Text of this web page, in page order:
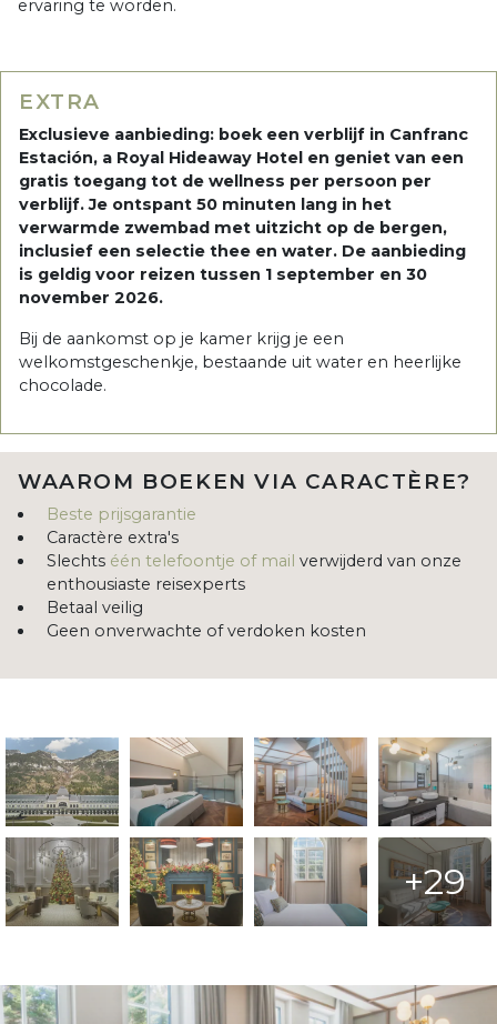
ervaring te worden.
EXTRA
Exclusieve aanbieding: boek een verblijf in Canfranc
Estación, a Royal Hideaway Hotel en geniet van een
gratis toegang tot de wellness per persoon per
verblijf. Je ontspant 50 minuten lang in het
verwarmde zwembad met uitzicht op de bergen,
inclusief een selectie thee en water. De aanbieding
is geldig voor reizen tussen 1 september en 30
november 2026.
Bij de aankomst op je kamer krijg je een
welkomstgeschenkje, bestaande uit water en heerlijke
chocolade.
WAAROM BOEKEN VIA CARACTÈRE?
Beste prijsgarantie
Caractère extra's
Slechts één telefoontje of mail verwijderd van onze
enthousiaste reisexperts
Betaal veilig
Geen onverwachte of verdoken kosten
+29